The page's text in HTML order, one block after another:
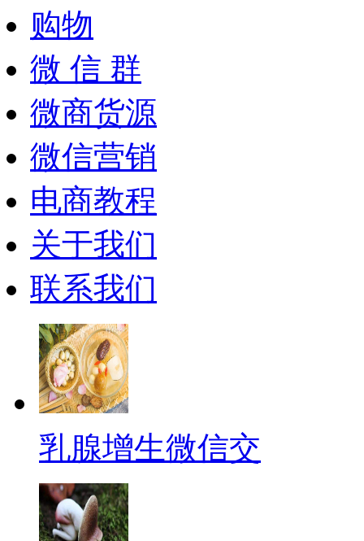
购物
微 信 群
微商货源
微信营销
电商教程
关于我们
联系我们
乳腺增生微信交